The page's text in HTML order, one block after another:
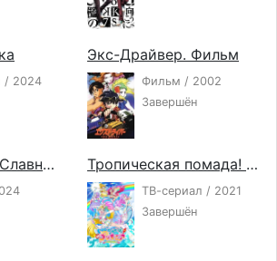
/ 2024
Экс-Драйвер. Фильм
Фильм / 2002
Завершён
Девушки-пони: Славное дерби — Дорога к вершине. Фильм Тропическая помада! Хорошенькое лекарство
ТВ-сериал / 2021
Завершён